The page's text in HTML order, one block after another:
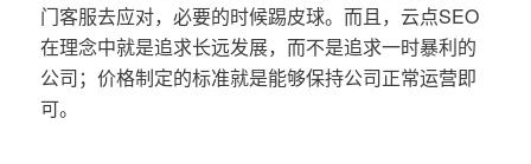
门客服去应对，必要的时候踢皮球。而且，云点SEO
在理念中就是追求长远发展，而不是追求一时暴利的
公司；价格制定的标准就是能够保持公司正常运营即
可。